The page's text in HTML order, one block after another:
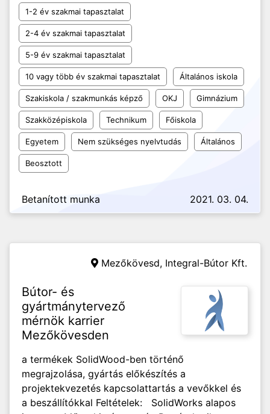
1-2 év szakmai tapasztalat
2-4 év szakmai tapasztalat
5-9 év szakmai tapasztalat
10 vagy több év szakmai tapasztalat Általános iskola
Szakiskola / szakmunkás képző OKJ Gimnázium
Szakközépiskola Technikum Főiskola
Egyetem Nem szükséges nyelvtudás Általános
Beosztott
Betanított munka 2021. 03. 04.
Mezőkövesd, Integral-Bútor Kft.
Bútor- és
gyártmánytervező
mérnök karrier
Mezőkövesden
a termékek SolidWood-ben történő
megrajzolása, gyártás előkészítés a
projektekvezetés kapcsolattartás a vevőkkel és
a beszállítókkal Feltételek: SolidWorks alapos